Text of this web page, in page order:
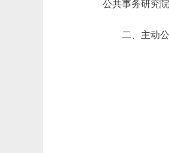
公共事务研究
二、主动公